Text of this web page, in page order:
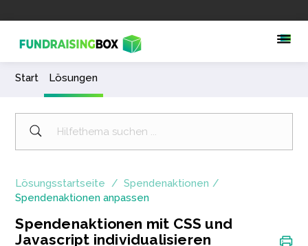
Start Lösungen
Lösungsstartseite
Spendenaktionen
Spendenaktionen anpassen
Spendenaktionen mit CSS und
Javascript individualisieren